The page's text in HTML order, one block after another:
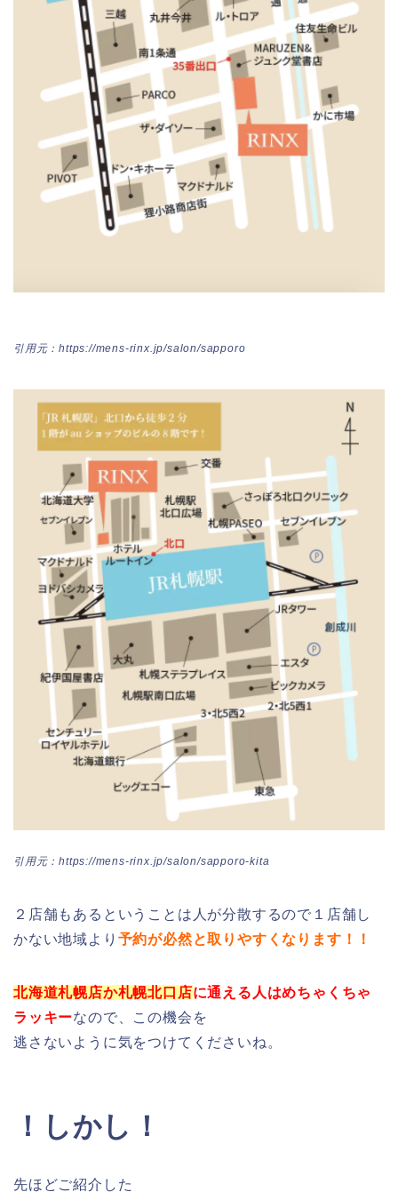
引用元：https://mens-rinx.jp/salon/sapporo
引用元：https://mens-rinx.jp/salon/sapporo-kita
２店舗もあるということは人が分散するので１店舗し
かない地域より 予約が必然と取りやすくなります！！
北海道札幌店か札幌北口店に通える人はめちゃくちゃ
ラッキーなので、この機会を
逃さないように気をつけてくださいね。
！しかし！
先ほどご紹介した